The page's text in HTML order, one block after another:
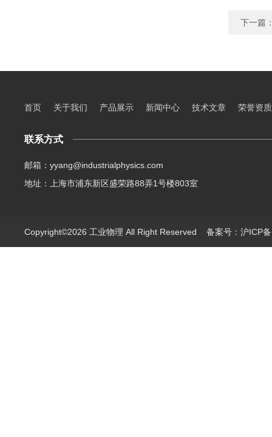
下一篇
首页 关于我们 产品展示 新闻中心 技术文章 荣誉资质
联系方式
邮箱：yyang@industrialphysics.com
地址：上海市浦东新区盛荣路88弄1号楼803室
Copyright©2026 工业物理 All Right Reserved 备案号：沪ICP